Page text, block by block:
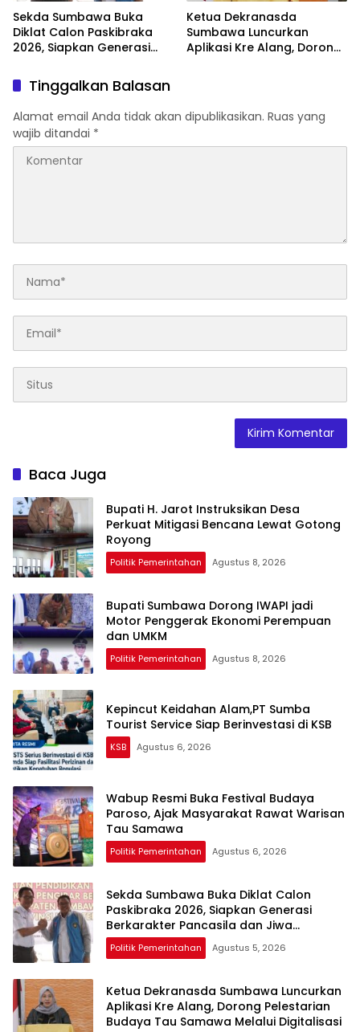
Sekda Sumbawa Buka
Diklat Calon Paskibraka
2026, Siapkan Generasi
Jiwa Kepemimpinan
Ketua Dekranasda
Sumbawa Luncurkan
Aplikasi Kre Alang, Dorong
Tinggalkan Balasan
Alamat email Anda tidak akan dipublikasikan. Ruas yang
wajib ditandai *
Baca Juga
Bupati H. Jarot Instruksikan Desa
Perkuat Mitigasi Bencana Lewat Gotong
Royong
Politik Pemerintahan Agustus 8, 2026
Bupati Sumbawa Dorong IWAPI jadi
Motor Penggerak Ekonomi Perempuan
dan UMKM
Politik Pemerintahan Agustus 8, 2026
Kepincut Keidahan Alam,PT Sumba
Tourist Service Siap Berinvestasi di KSB
KSB Agustus 6, 2026
Wabup Resmi Buka Festival Budaya
Paroso, Ajak Masyarakat Rawat Warisan
Tau Samawa
Politik Pemerintahan Agustus 6, 2026
Sekda Sumbawa Buka Diklat Calon
Paskibraka 2026, Siapkan Generasi
Berkarakter Pancasila dan Jiwa
Kepemimpinan
Politik Pemerintahan Agustus 5, 2026
Ketua Dekranasda Sumbawa Luncurkan
Aplikasi Kre Alang, Dorong Pelestarian
Budaya Tau Samawa Melalui Digitalisasi